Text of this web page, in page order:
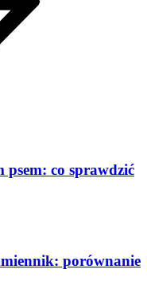
psem: co sprawdzić
porównanie